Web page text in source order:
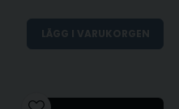
LÄGG I VARUKORGEN